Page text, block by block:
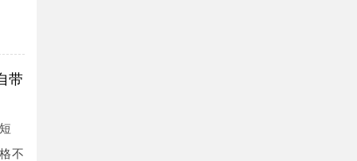
带
不